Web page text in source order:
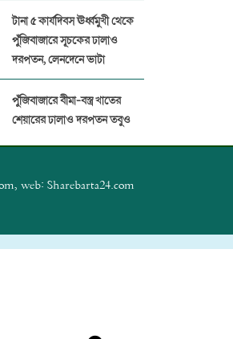
টানা ৫ কার্যদিবস ঊর্ধ্বমুখী থেকে
পুঁজিবাজারে সূচকের ঢালাও
দরপতন, লেনদেনে ভাটা
পুঁজিবাজারে বীমা-বস্ত্র খাতের
শেয়ারের ঢালাও দরপতন তবুও
প্যারামাউন্ট ইন্স্যুরেন্সের বিরুদ্ধে
web: Sharebarta24.com